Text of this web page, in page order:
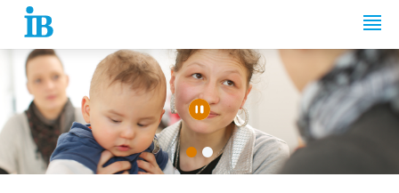
Springe zum Inhalt
Automatische